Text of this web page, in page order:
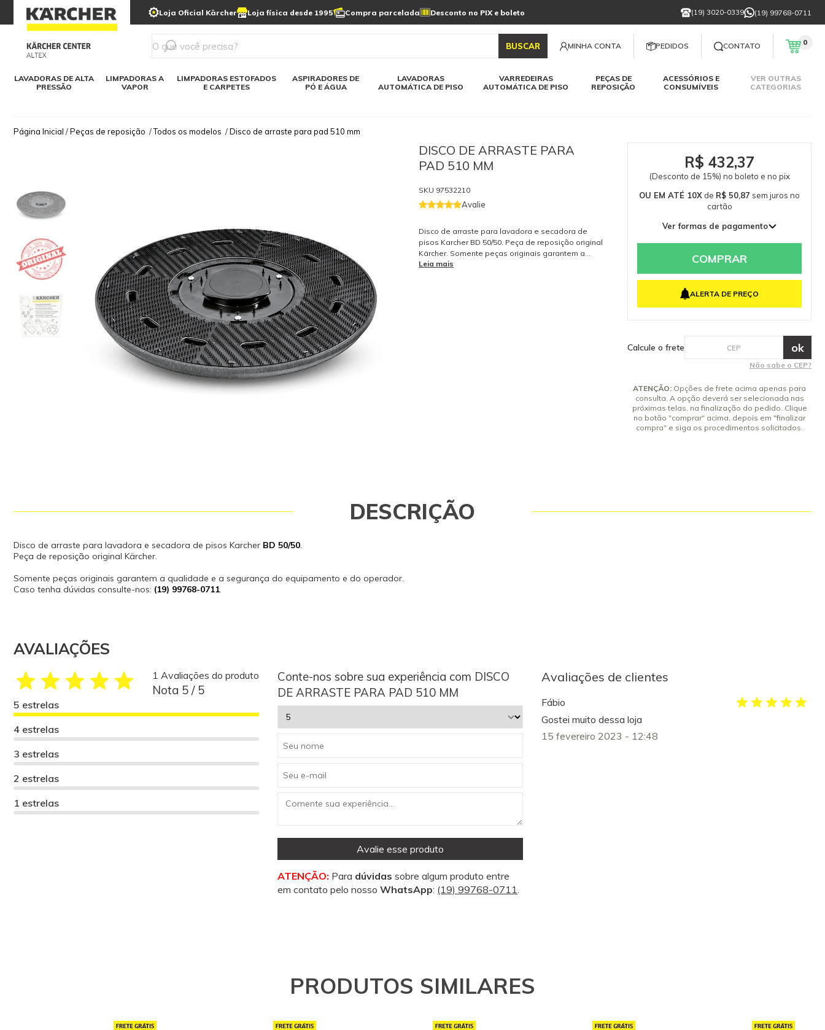
Loja Oficial Kärcher Loja física desde 1995 Compra parcelada Desconto no PIX e boleto (19) 3020-0339 (19) 99768-0711
BUSCAR MINHA CONTA PEDIDOS CONTATO 0
LAVADORAS DE ALTA
PRESSÃO
Detergentes
Linha a bateria
LIMPADORAS A
VAPOR
LIMPADORAS ESTOFADOS
E CARPETES
ASPIRADORES DE
PÓ E ÁGUA
Linha a bateria
LAVADORAS
AUTOMÁTICA DE PISO
VARREDEIRAS
AUTOMÁTICA DE PISO
PEÇAS DE
REPOSIÇÃO
Lavadoras automática
Varredeiras automática
ACESSÓRIOS E
CONSUMÍVEIS
Varredeiras automática
VER OUTRAS
CATEGORIAS
Kärcher para o lar Soluções digitais
Limpeza de painel
solar
Página Inicial /Peças de reposição /Todos os modelos /Disco de arraste para pad 510 mm
DISCO DE ARRASTE PARA
PAD 510 MM
SKU 97532210
Avalie
Disco de arraste para lavadora e secadora de
pisos Karcher BD 50/50. Peça de reposição original
Kärcher. Somente peças originais garantem a
qualidade e a segurança do equipamento e do
Leia mais
R$ 432,37
(Desconto de 15%) no boleto e no pix
OU EM ATÉ 10X de R$ 50,87 sem juros no
cartão
Ver formas de pagamento
2x de R$ 254,34 sem juros
5x de R$ 101,73 sem juros
8x de R$ 63,58 sem juros
9x de R$ 56,52 sem juros
COMPRAR
ALERTA DE PREÇO
Calcule o frete
Não sabe o CEP?
ATENÇÃO: Opções de frete acima apenas para
consulta. A opção deverá ser selecionada nas
próximas telas, na finalização do pedido. Clique
no botão "comprar" acima, depois em "finalizar
compra" e siga os procedimentos solicitados.
DESCRIÇÃO
Disco de arraste para lavadora e secadora de pisos Karcher BD 50/50.
Peça de reposição original Kärcher.
Somente peças originais garantem a qualidade e a segurança do equipamento e do operador.
Caso tenha dúvidas consulte-nos: (19) 99768-0711.
AVALIAÇÕES
1 Avaliações do produto
Nota 5 / 5
5 estrelas
4 estrelas
3 estrelas
2 estrelas
1 estrelas
Conte-nos sobre sua experiência com DISCO
DE ARRASTE PARA PAD 510 MM
Avalie esse produto
ATENÇÃO: Para dúvidas sobre algum produto entre
em contato pelo nosso WhatsApp: (19) 99768-0711.
Avaliações de clientes
Fábio
Gostei muito dessa loja
15 fevereiro 2023 - 12:48
PRODUTOS SIMILARES